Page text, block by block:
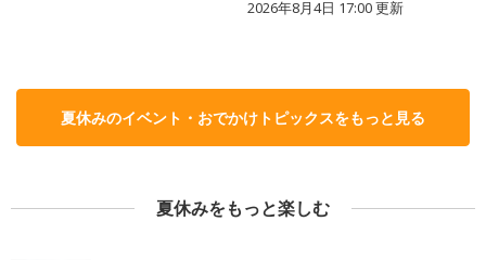
2026年8月4日 17:00更新
夏休みのイベント・おでかけトピックスをもっと見る
夏休みをもっと楽しむ